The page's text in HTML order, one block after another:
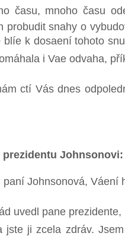
času, mnoho času
probudit snahy o
k dosaení tohoto
i Vae odvaha,
ctí Vás dnes
prezidentu Johnsonovi:
Johnsonová, Váení
uvedl pane prezidente,
jste ji zcela zdráv.